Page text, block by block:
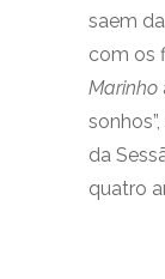
saem
com os
Marinho
da
quatro